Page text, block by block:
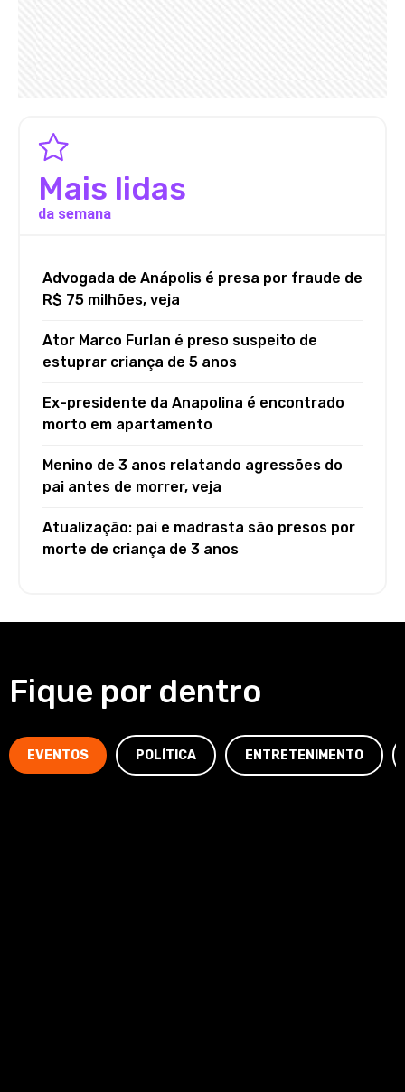
Mais lidas
da semana
Advogada de Anápolis é presa por fraude de
R$ 75 milhões, veja
Ator Marco Furlan é preso suspeito de
estuprar criança de 5 anos
Ex-presidente da Anapolina é encontrado
morto em apartamento
Menino de 3 anos relatando agressões do
pai antes de morrer, veja
Atualização: pai e madrasta são presos por
morte de criança de 3 anos
Fique por dentro
EVENTOS POLÍTICA ENTRETENIMENTO